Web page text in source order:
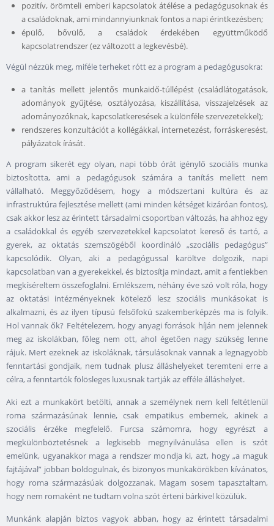
pozitív, örömteli emberi kapcsolatok átélése a pedagógusoknak és
a családoknak, ami mindannyiunknak fontos a napi érintkezésben;
épülő, bővülő, a családok érdekében együttműködő
kapcsolatrendszer (ez változott a legkevésbé).
Végül nézzük meg, miféle terheket rótt ez a program a pedagógusokra:
a tanítás mellett jelentős munkaidő-túllépést (családlátogatások,
adományok gyűjtése, osztályozása, kiszállítása, visszajelzések az
adományozóknak, kapcsolatkeresések a különféle szervezetekkel);
rendszeres konzultációt a kollégákkal, internetezést, forráskeresést,
pályázatok írását.
A program sikerét egy olyan, napi több órát igénylő szociális munka
biztosította, ami a pedagógusok számára a tanítás mellett nem
vállalható. Meggyőződésem, hogy a módszertani kultúra és az
infrastruktúra fejlesztése mellett (ami minden kétséget kizáróan fontos),
csak akkor lesz az érintett társadalmi csoportban változás, ha ahhoz egy
a családokkal és egyéb szervezetekkel kapcsolatot kereső és tartó, a
gyerek, az oktatás szemszögéből koordináló „szociális pedagógus”
kapcsolódik. Olyan, aki a pedagógussal karöltve dolgozik, napi
kapcsolatban van a gyerekekkel, és biztosítja mindazt, amit a fentiekben
megkíséreltem összefoglalni. Emlékszem, néhány éve szó volt róla, hogy
az oktatási intézményeknek kötelező lesz szociális munkásokat is
alkalmazni, és az ilyen típusú felsőfokú szakemberképzés ma is folyik.
Hol vannak ők? Feltételezem, hogy anyagi források híján nem jelennek
meg az iskolákban, főleg nem ott, ahol égetően nagy szükség lenne
rájuk. Mert ezeknek az iskoláknak, társulásoknak vannak a legnagyobb
fenntartási gondjaik, nem tudnak plusz álláshelyeket teremteni erre a
célra, a fenntartók fölösleges luxusnak tartják az efféle álláshelyet.
Aki ezt a munkakört betölti, annak a személynek nem kell feltétlenül
roma származásúnak lennie, csak empatikus embernek, akinek a
szociális érzéke megfelelő. Furcsa számomra, hogy egyrészt a
megkülönböztetésnek a legkisebb megnyilvánulása ellen is szót
emelünk, ugyanakkor maga a rendszer mondja ki, azt, hogy „a maguk
fajtájával” jobban boldogulnak, és bizonyos munkakörökben kívánatos,
hogy roma származásúak dolgozzanak. Magam sosem tapasztaltam,
hogy nem romaként ne tudtam volna szót érteni bárkivel közülük.
Munkánk alapján biztos vagyok abban, hogy az érintett társadalmi